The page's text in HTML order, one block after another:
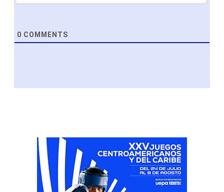
0 COMMENTS